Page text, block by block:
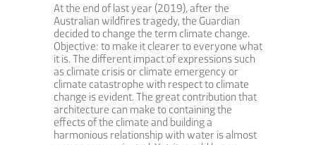
At the end of last year (2019), after the
Australian wildfires tragedy, the Guardian
decided to change the term climate change.
Objective: to make it clearer to everyone what
it is. The different impact of expressions such
as climate crisis or climate emergency or
climate catastrophe with respect to climate
change is evident. The great contribution that
architecture can make to containing the
effects of the climate and building a
harmonious relationship with water is almost